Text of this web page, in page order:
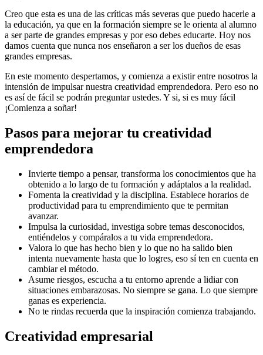
Creo que esta es una de las críticas más severas que puedo hacerle a
la educación, ya que en la formación siempre se le orienta al alumno
a ser parte de grandes empresas y por eso debes educarte. Hoy nos
damos cuenta que nunca nos enseñaron a ser los dueños de esas
grandes empresas.
En este momento despertamos, y comienza a existir entre nosotros la
intensión de impulsar nuestra creatividad emprendedora. Pero eso no
es así de fácil se podrán preguntar ustedes. Y si, si es muy fácil
¡Comienza a soñar!
Pasos para mejorar tu creatividad
emprendedora
Invierte tiempo a pensar, transforma los conocimientos que ha
obtenido a lo largo de tu formación y adáptalos a la realidad.
Fomenta la creatividad y la disciplina. Establece horarios de
productividad para tu emprendimiento que te permitan
avanzar.
Impulsa la curiosidad, investiga sobre temas desconocidos,
entiéndelos y compáralos a tu vida emprendedora.
Valora lo que has hecho bien y lo que no ha salido bien
intenta nuevamente hasta que lo logres, eso sí ten en cuenta en
cambiar el método.
Asume riesgos, escucha a tu entorno aprende a lidiar con
situaciones embarazosas. No siempre se gana. Lo que siempre
ganas es experiencia.
No te rindas recuerda que la inspiración comienza trabajando.
Creatividad empresarial